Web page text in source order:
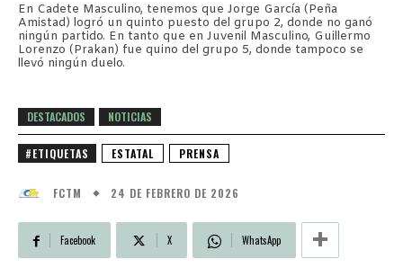
En Cadete Masculino, tenemos que Jorge García (Peña
Amistad) logró un quinto puesto del grupo 2, donde no ganó
ningún partido. En tanto que en Juvenil Masculino, Guillermo
Lorenzo (Prakan) fue quino del grupo 5, donde tampoco se
llevó ningún duelo.
DESTACADOS NOTICIAS
#ETIQUETAS ESTATAL PRENSA
FCTM 24 DE FEBRERO DE 2026
Facebook X WhatsApp